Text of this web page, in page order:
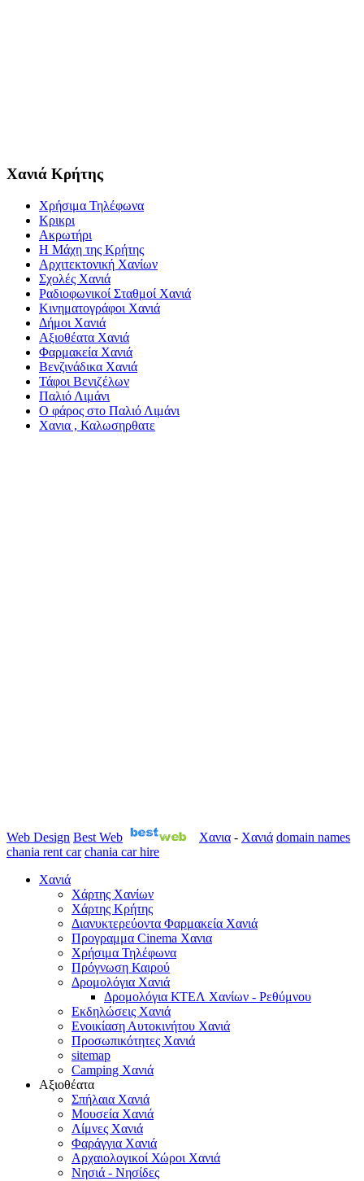
Χανιά Κρήτης
Χρήσιμα Τηλέφωνα
Κρικρι
Ακρωτήρι
Η Μάχη της Κρήτης
Αρχιτεκτονική Χανίων
Σχολές Χανιά
Ραδιοφωνικοί Σταθμοί Χανιά
Κινηματογράφοι Χανιά
Δήμοι Χανιά
Αξιοθέατα Χανιά
Φαρμακεία Χανιά
Βενζινάδικα Χανιά
Τάφοι Βενιζέλων
Παλιό Λιμάνι
Ο φάρος στο Παλιό Λιμάνι
Χανια , Καλωσηρθατε
Web Design Best Web Χανια - Χανιά domain names
chania rent car chania car hire
Χανιά
Χάρτης Χανίων
Χάρτης Κρήτης
Διανυκτερεύοντα Φαρμακεία Χανιά
Προγραμμα Cinema Χανια
Χρήσιμα Τηλέφωνα
Πρόγνωση Καιρού
Δρομολόγια Χανιά
Δρομολόγια ΚΤΕΛ Χανίων - Ρεθύμνου
Εκδηλώσεις Χανιά
Ενοικίαση Αυτοκινήτου Χανιά
Προσωπικότητες Χανιά
sitemap
Camping Χανιά
Αξιοθέατα
Σπήλαια Χανιά
Μουσεία Χανιά
Λίμνες Χανιά
Φαράγγια Χανιά
Αρχαιολογικοί Χώροι Χανιά
Νησιά - Νησίδες